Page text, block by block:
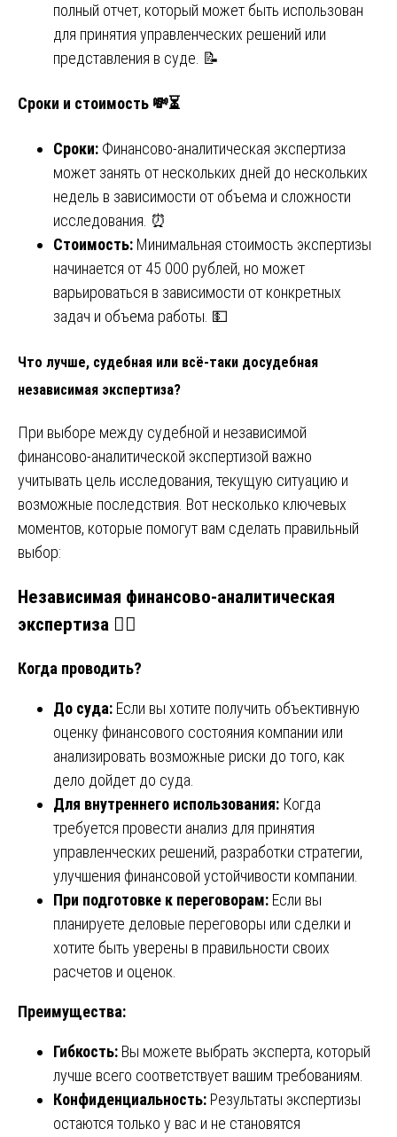
полный отчет, который может быть использован
для принятия управленческих решений или
представления в суде. 📝
Сроки и стоимость 💸⏳
Сроки: Финансово-аналитическая экспертиза
может занять от нескольких дней до нескольких
недель в зависимости от объема и сложности
исследования. ⏰
Стоимость: Минимальная стоимость экспертизы
начинается от 45 000 рублей, но может
варьироваться в зависимости от конкретных
задач и объема работы. 💵
Что лучше, судебная или всё-таки досудебная
независимая экспертиза?
При выборе между судебной и независимой
финансово-аналитической экспертизой важно
учитывать цель исследования, текущую ситуацию и
возможные последствия. Вот несколько ключевых
моментов, которые помогут вам сделать правильный
выбор:
Независимая финансово-аналитическая
экспертиза 🕵️‍♂️
Когда проводить?
До суда: Если вы хотите получить объективную
оценку финансового состояния компании или
анализировать возможные риски до того, как
дело дойдет до суда.
Для внутреннего использования: Когда
требуется провести анализ для принятия
управленческих решений, разработки стратегии,
улучшения финансовой устойчивости компании.
При подготовке к переговорам: Если вы
планируете деловые переговоры или сделки и
хотите быть уверены в правильности своих
расчетов и оценок.
Преимущества:
Гибкость: Вы можете выбрать эксперта, который
лучше всего соответствует вашим требованиям.
Конфиденциальность: Результаты экспертизы
остаются только у вас и не становятся